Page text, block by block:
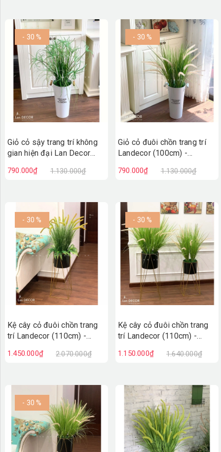
- 30 %
Giỏ cỏ sậy trang trí không
gian hiện đại Lan Decor
790.000₫ 1.130.000₫
- 30 %
Giỏ cỏ đuôi chồn trang trí
Landecor (100cm) -
790.000₫ 1.130.000₫
- 30 %
Kệ cây cỏ đuôi chồn trang
trí Landecor (110cm) -
1.450.000₫ 2.070.000₫
- 30 %
Kệ cây cỏ đuôi chồn trang
trí Landecor (110cm) -
1.150.000₫ 1.640.000₫
- 30 %